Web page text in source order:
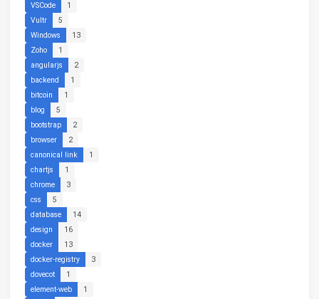
VSCode
1
Vultr
5
Windows
13
Zoho
1
angularjs
2
backend
1
bitcoin
1
blog
5
bootstrap
2
browser
2
canonical link
1
chartjs
1
chrome
3
css
5
database
14
design
16
docker
13
docker-registry
3
dovecot
1
element-web
1